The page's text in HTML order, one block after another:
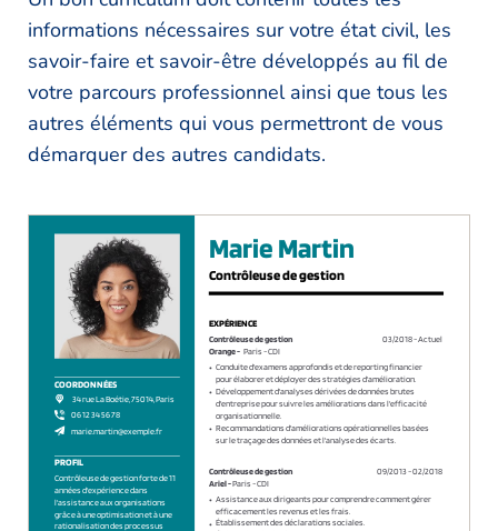
informations nécessaires sur votre état civil, les
savoir-faire et savoir-être développés au fil de
votre parcours professionnel ainsi que tous les
autres éléments qui vous permettront de vous
démarquer des autres candidats.